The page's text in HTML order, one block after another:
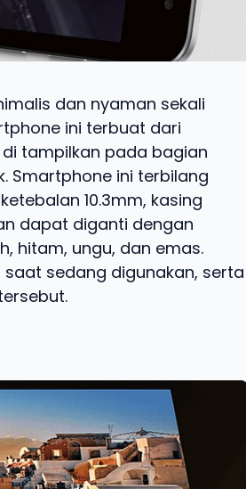
dan nyaman sekali
ini terbuat dari
tampilkan pada bagian
Smartphone ini terbilang
10.3mm, kasing
dapat diganti dengan
hitam, ungu, dan emas.
sedang digunakan, serta